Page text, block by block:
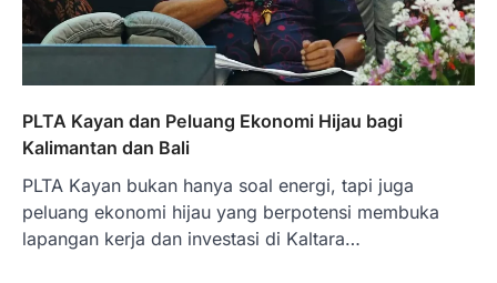
PLTA Kayan dan Peluang Ekonomi Hijau bagi
Kalimantan dan Bali
PLTA Kayan bukan hanya soal energi, tapi juga
peluang ekonomi hijau yang berpotensi membuka
lapangan kerja dan investasi di Kaltara…